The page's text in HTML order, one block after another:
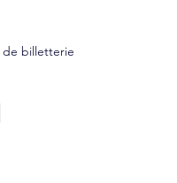
de billetterie